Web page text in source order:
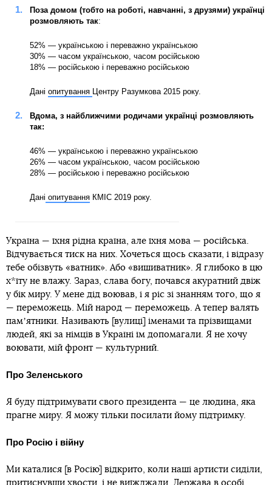
Поза домом (тобто на роботі, навчанні, з друзями) українці
розмовляють так:
52% — українською і переважно українською
30% — часом українською, часом російською
18% — російською і переважно російською
Дані опитування Центру Разумкова 2015 року.
Вдома, з найближчими родичами українці розмовляють
так:
46% — українською і переважно українською
26% — часом українською, часом російською
28% — російською і переважно російською
Дані опитування КМІС 2019 року.
Україна — їхня рідна країна, але їхня мова — російська.
Відчувається тиск на них. Хочеться щось сказати, і відразу
тебе обізвуть «ватник». Або «вишиватник». Я глибоко в цю
х*їту не влажу. Зараз, слава богу, почався акуратний двіж
у бік миру. У мене дід воював, і я ріс зі знанням того, що я
— переможець. Мій народ — переможець. А тепер валять
памʼятники. Називають [вулиці] іменами та прізвищами
людей, які за німців в Україні їм допомагали. Я не хочу
воювати, мій фронт — культурний.
Про Зеленського
Я буду підтримувати свого президента — це людина, яка
прагне миру. Я можу тільки посилати йому підтримку.
Про Росію і війну
Ми каталися [в Росію] відкрито, коли наші артисти сиділи,
притиснувши хвости, і не виїжджали. Держава в особі